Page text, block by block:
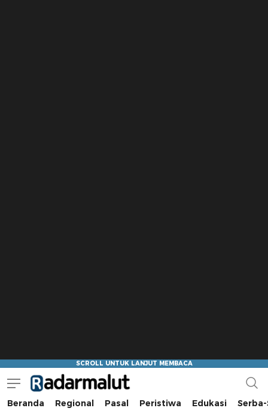
Radar Malut
Bacaan Nyindir
Beranda Regional Pasal Peristiwa Edukasi